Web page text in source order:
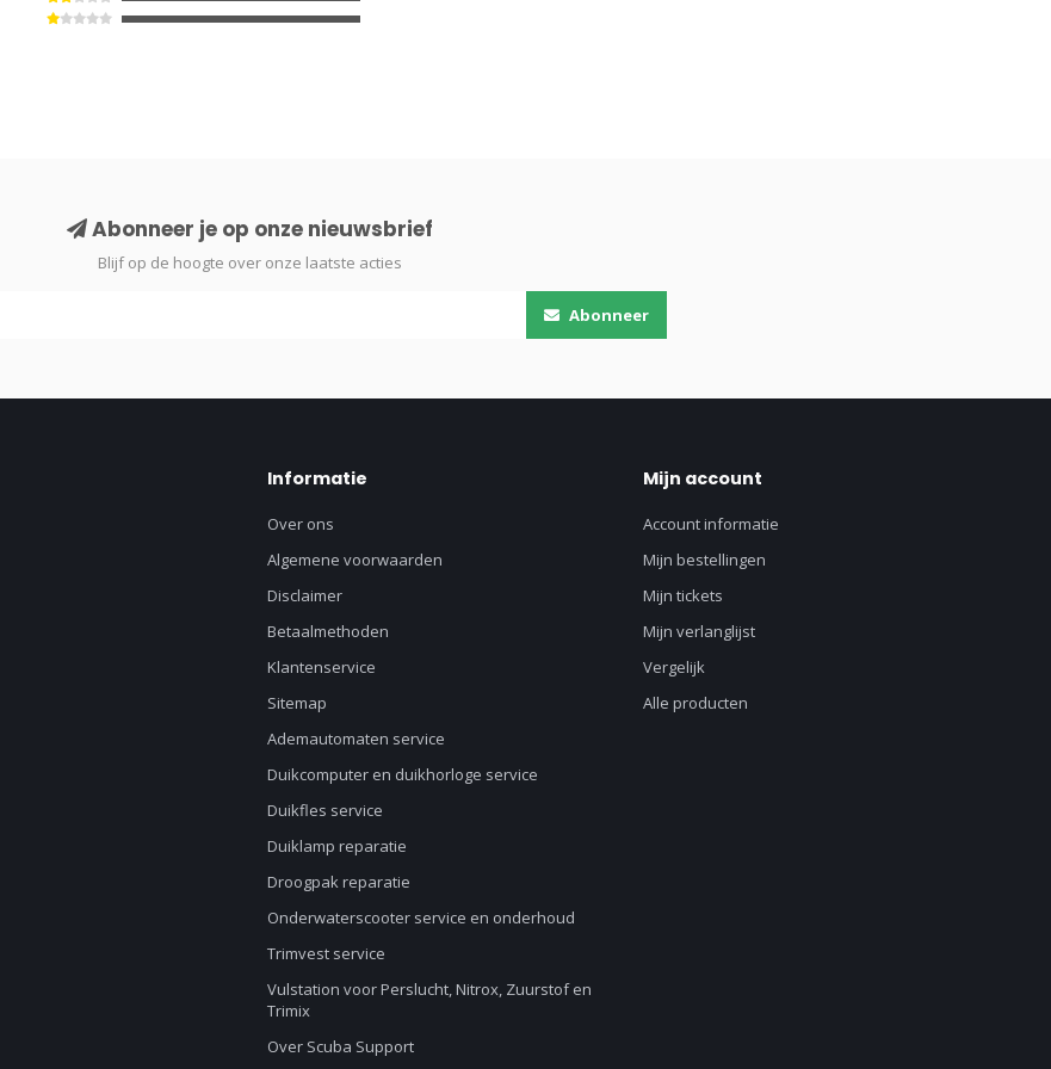
Abonneer je op onze nieuwsbrief
Blijf op de hoogte over onze laatste acties
Abonneer
Informatie
Over ons
Algemene voorwaarden
Disclaimer
Betaalmethoden
Klantenservice
Sitemap
Ademautomaten service
Duikcomputer en duikhorloge service
Duikfles service
Duiklamp reparatie
Droogpak reparatie
Onderwaterscooter service en onderhoud
Trimvest service
Vulstation voor Perslucht, Nitrox, Zuurstof en
Trimix
Over Scuba Support
Mijn account
Account informatie
Mijn bestellingen
Mijn tickets
Mijn verlanglijst
Vergelijk
Alle producten